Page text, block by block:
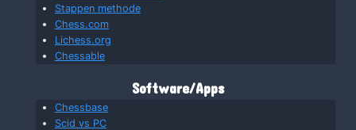
Stappen methode
Chess.com
Lichess.org
Chessable
Software/Apps
Chessbase
Scid vs PC